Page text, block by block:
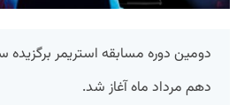
دومین دوره مسابقه استریمر برگزیده
دهم مرداد ماه آغاز شد.